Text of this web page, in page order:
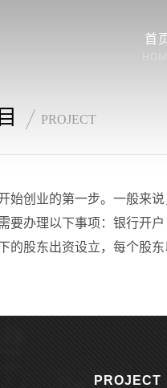
首
PROJECT
始创业的第一步。一般来
要办理以下事项：银行开
的股东出资设立，每个股
PROJECT